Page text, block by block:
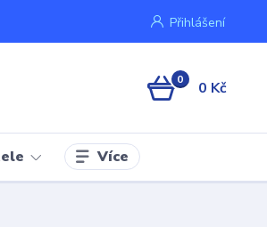
Přihlášení
0 0 Kč
Více